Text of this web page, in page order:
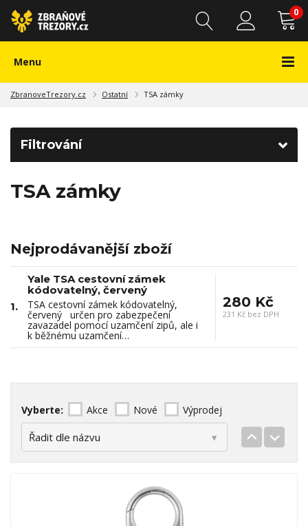
0
Menu
ZbranoveTrezory.cz Ostatní TSA zámky
Filtrování
TSA zámky
Nejprodávanější zboží
1.
Yale TSA cestovní zámek
kódovatelný, červený
TSA cestovní zámek kódovatelný,
červený určen pro zabezpečení
zavazadel pomocí uzamčení zipů, ale i
k běžnému uzamčení…
280 Kč
231 Kč bez DPH
Vyberte: Akce Nové Výprodej